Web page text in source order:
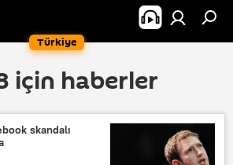
Türkiye
için haberler
skandalı